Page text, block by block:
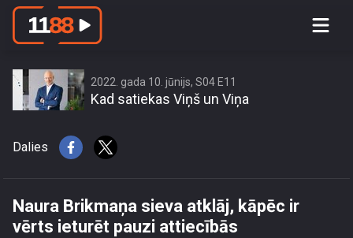
Naura Brikmaņa sieva atklāj, kāpēc ir
2022. gada 10. jūnijs, S04 E11
Kad satiekas Viņš un Viņa
Dalies
Naura Brikmaņa sieva atklāj, kāpēc ir
vērts ieturēt pauzi attiecībās